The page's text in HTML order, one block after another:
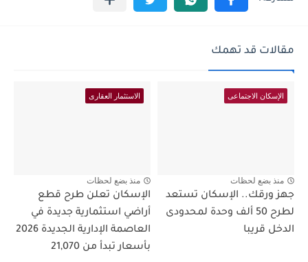
مقالات قد تهمك
الإسكان الاجتماعى
منذ بضع لحظات
جهز ورقك.. الإسكان تستعد
لطرح 50 ألف وحدة لمحدودى
الدخل قريبا
الاستثمار العقارى
منذ بضع لحظات
الإسكان تعلن طرح قطع
أراضي استثمارية جديدة في
العاصمة الإدارية الجديدة 2026
بأسعار تبدأ من 21,070